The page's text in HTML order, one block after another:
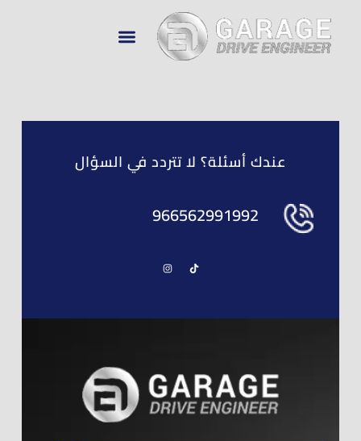
عندك أسئلة؟ لا تتردد في السؤال
966562991992